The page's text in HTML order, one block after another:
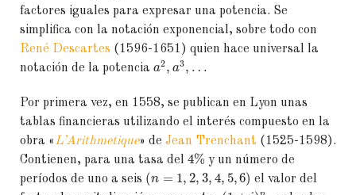
factores iguales para expresar una potencia. Se
simplifica con la notación exponencial, sobre todo con
René Descartes (1596-1651) quien hace universal la
notación de la potencia a2, a3, …
Por primera vez, en 1558, se publican en Lyon unas
tablas financieras utilizando el interés compuesto en la
obra «L’Arithmetique» de Jean Trenchant (1525-1598).
Contienen, para una tasa del 4% y un número de
períodos de uno a seis (n = 1, 2, 3, 4, 5,6) el valor del